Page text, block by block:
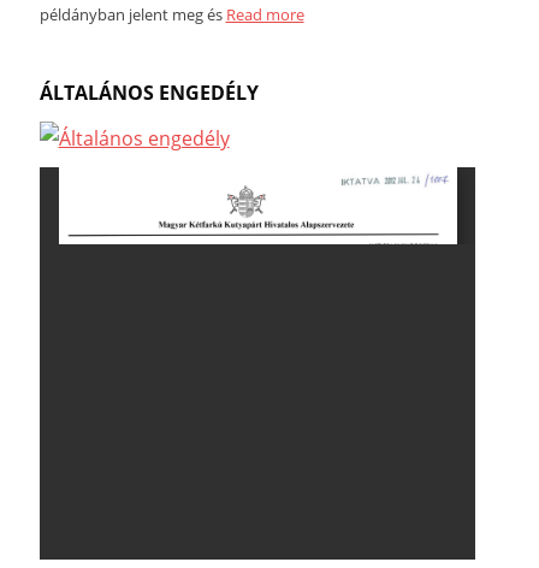
példányban jelent meg és Read more
ÁLTALÁNOS ENGEDÉLY